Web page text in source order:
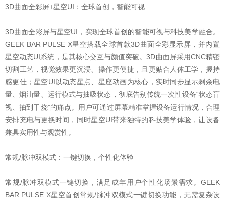
3D曲面全彩屏+星空UI：全球首创，智能可视
3D曲面全彩屏与星空UI，实现全球首创的智能可视与科技美学融合。
GEEK BAR PULSE X星空搭载全球首款3D曲面全彩显示屏，并内置
星空动态UI系统，是其核心交互与颜值突破。3D曲面屏采用CNC精密
切割工艺，视觉效果更沉浸、操作更便捷，且更贴合人体工学，握持
感更佳；星空UI以动态星点、星座动画为核心，实时同步显示剩余电
量、烟油量、运行模式与抽吸状态，彻底告别传统一次性设备“状态盲
视、抽到干烧”的痛点。用户可通过屏幕精准掌握设备运行情况，合理
安排充电与更换时间，同时星空UI带来独特的科技美学体验，让设备
兼具实用性与观赏性。
常规/脉冲双模式：一键切换，个性化体验
常规/脉冲双模式一键切换，满足成年用户个性化场景需求。GEEK
BAR PULSE X星空首创常规/脉冲双模式一键切换功能，无需复杂设